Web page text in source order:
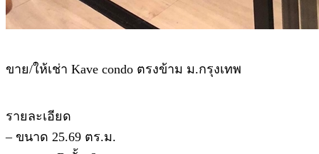
ขาย/ให้เช่า Kave condo ตรงข้าม ม.กรุงเทพ
รายละเอียด
– ขนาด 25.69 ตร.ม.